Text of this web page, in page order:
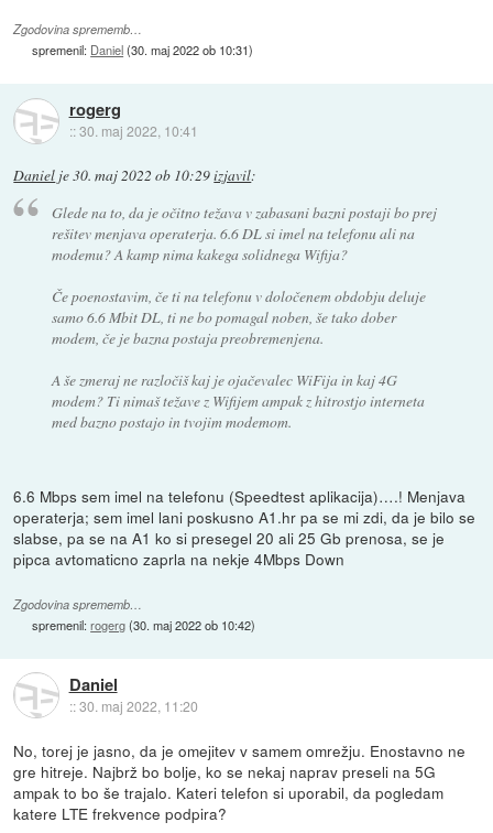
Zgodovina sprememb…
spremenil: Daniel(30. maj 2022 ob 10:31)
rogerg
::30. maj 2022, 10:41
Daniel je30. maj 2022 ob 10:29izjavil:
Glede na to, da je očitno težava v zabasani bazni postaji bo prej
rešitev menjava operaterja. 6.6 DL si imel na telefonu ali na
modemu? A kamp nima kakega solidnega Wifija?
Če poenostavim, če ti na telefonu v določenem obdobju deluje
samo 6.6 Mbit DL, ti ne bo pomagal noben, še tako dober
modem, če je bazna postaja preobremenjena.
A še zmeraj ne razločiš kaj je ojačevalec WiFija in kaj 4G
modem? Ti nimaš težave z Wifijem ampak z hitrostjo interneta
med bazno postajo in tvojim modemom.
6.6 Mbps sem imel na telefonu (Speedtest aplikacija)….! Menjava
operaterja; sem imel lani poskusno A1.hr pa se mi zdi, da je bilo se
slabse, pa se na A1 ko si presegel 20 ali 25 Gb prenosa, se je
pipca avtomaticno zaprla na nekje 4Mbps Down
Zgodovina sprememb…
spremenil:rogerg(30. maj 2022 ob 10:42)
Daniel
::30. maj 2022, 11:20
No, torej je jasno, da je omejitev v samem omrežju. Enostavno ne
gre hitreje. Najbrž bo bolje, ko se nekaj naprav preseli na 5G
ampak to bo še trajalo. Kateri telefon si uporabil, da pogledam
katere LTE frekvence podpira?